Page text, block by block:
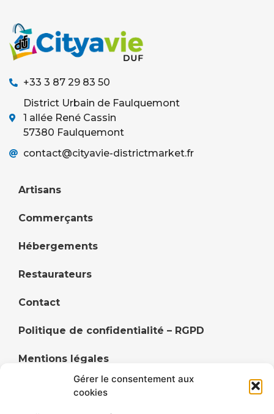
Gérer le consentement aux
cookies
+33 3 87 29 83 50
District Urbain de Faulquemont
1 allée René Cassin
57380 Faulquemont
contact@cityavie-districtmarket.fr
Artisans
Commerçants
Hébergements
Restaurateurs
Contact
Politique de confidentialité – RGPD
Mentions légales
Politique de cookies (UE)